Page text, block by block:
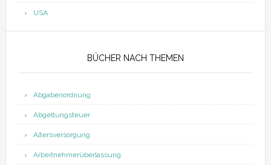
USA
BÜCHER NACH THEMEN
Abgabenordnung
Abgeltungsteuer
Altersversorgung
Arbeitnehmerüberlassung